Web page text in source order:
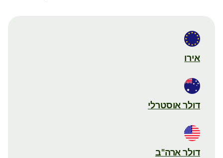
אירו
דולר אוסטרלי
דולר ארה"ב